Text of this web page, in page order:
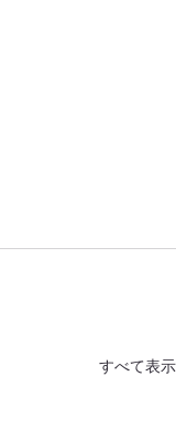
すべて表示